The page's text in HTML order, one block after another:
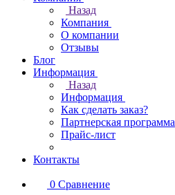
Назад
Компания
О компании
Отзывы
Блог
Информация
Назад
Информация
Как сделать заказ?
Партнерская программа
Прайс-лист
Контакты
0 Сравнение